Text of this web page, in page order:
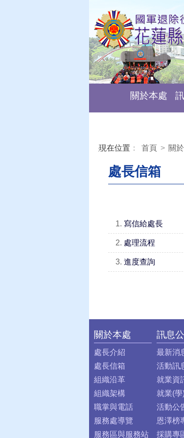
關於本處
:::
現在位置 ： 首頁 > 關
處長信箱
1. 寫信給處長
2. 處理流程
3. 進度查詢
:::
關於本處
處長介紹
處長信箱
組織沿革
組織架構
職掌與電話
服務處導覽
服務區與服務站
訊息
最新消
活動訊
就業資
就業(學
活動公
恩澤榜
採購專